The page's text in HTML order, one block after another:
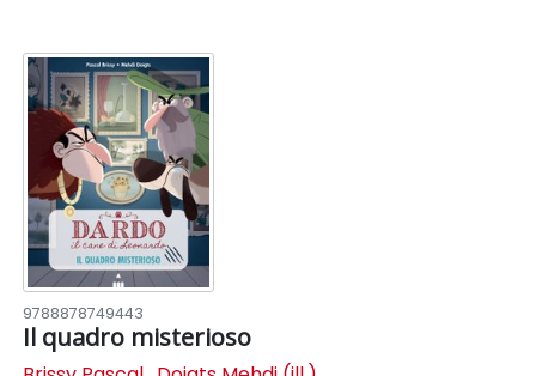
9788878749443
Il quadro misterioso